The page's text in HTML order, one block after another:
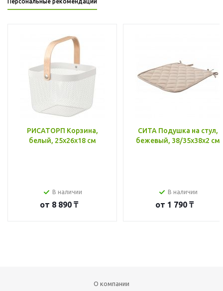
РИСАТОРП Корзина,
белый, 25x26x18 см
В наличии
от 8 890 ₸
СИТА Подушка на стул,
бежевый, 38/35x38x2 см
В наличии
от 1 790 ₸
О компании